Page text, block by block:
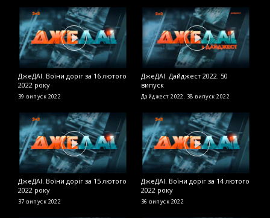
ДжеДАІ. Воїни доріг за 16 лютого
2022 року
39 випуск 2022
ДжеДАІ. Дайджест 2022. 50
випуск
Дайджест 2022. 38 випуск 2022
ДжеДАІ. Воїни доріг за 15 лютого
2022 року
37 випуск 2022
ДжеДАІ. Воїни доріг за 14 лютого
2022 року
36 випуск 2022